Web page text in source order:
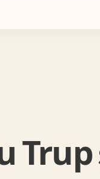
Trup